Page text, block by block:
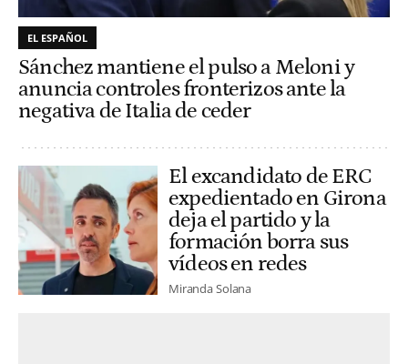
EL ESPAÑOL
Sánchez mantiene el pulso a Meloni y
anuncia controles fronterizos ante la
negativa de Italia de ceder
El excandidato de ERC
expedientado en Girona
deja el partido y la
formación borra sus
vídeos en redes
Miranda Solana